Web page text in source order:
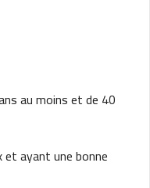
au moins et de 40
ayant une bonne